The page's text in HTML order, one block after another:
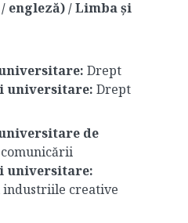
engleză) / Limba și
Drept
universitare: Drept
de
universitare:
industriile creative